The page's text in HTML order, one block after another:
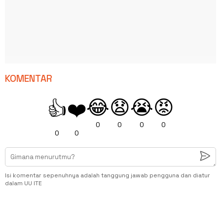
KOMENTAR
👍
0
❤️
0
😂
0
😧
0
😭
0
😡
0
Isi komentar sepenuhnya adalah tanggung jawab pengguna dan diatur
dalam UU ITE